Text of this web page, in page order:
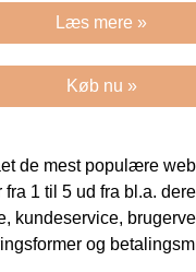
Læs mere »
Køb nu »
de mest populære
fra 1 til 5 ud fra bl.a.
kundeservice,
og